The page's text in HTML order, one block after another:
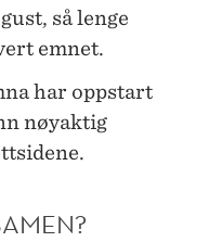
så lenge
emnet.
har oppstart
nøyaktig